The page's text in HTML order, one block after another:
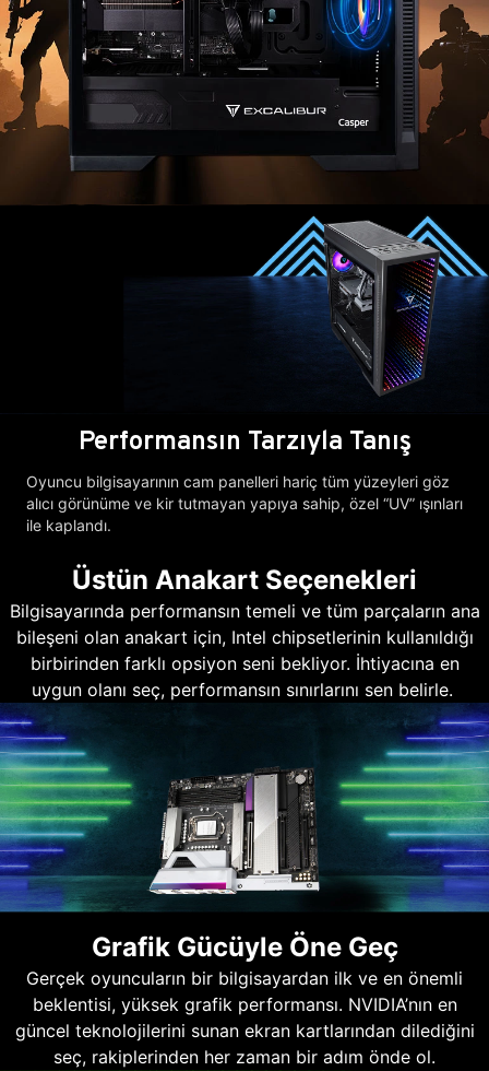
Performansın Tarzıyla Tanış
Oyuncu bilgisayarının cam panelleri hariç tüm yüzeyleri göz
alıcı görünüme ve kir tutmayan yapıya sahip, özel “UV” ışınları
ile kaplandı.
Üstün Anakart Seçenekleri
Bilgisayarında performansın temeli ve tüm parçaların ana
bileşeni olan anakart için, Intel chipsetlerinin kullanıldığı
birbirinden farklı opsiyon seni bekliyor. İhtiyacına en
uygun olanı seç, performansın sınırlarını sen belirle.
Grafik Gücüyle Öne Geç
Gerçek oyuncuların bir bilgisayardan ilk ve en önemli
beklentisi, yüksek grafik performansı. NVIDIA’nın en
güncel teknolojilerini sunan ekran kartlarından dilediğini
seç, rakiplerinden her zaman bir adım önde ol.